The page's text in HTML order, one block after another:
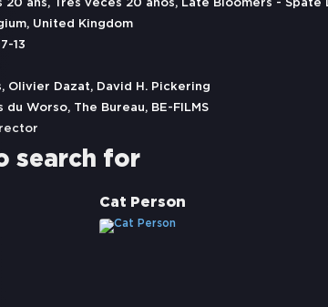
20 ans, Tres veces 20 años, Late Bloomers - Späte
United Kingdom
13
Olivier Dazat, David H. Pickering
du Worso, The Bureau, BE-FILMS
search for
Cat Person